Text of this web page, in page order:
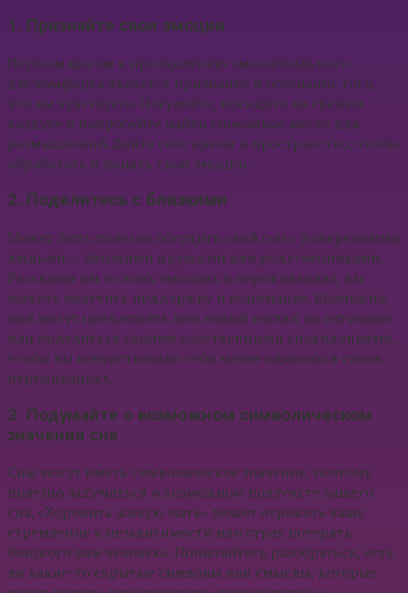
1. Признайте свои эмоции
Первым шагом к преодолению эмоционального
дискомфорта является признание и осознание того,
что вы чувствуете. Погуляйте, посидите на свежем
воздухе и попробуйте найти спокойное место для
размышлений. Дайте себе время и пространство, чтобы
обработать и понять свои эмоции.
2. Поделитесь с близкими
Может быть полезно обсудить свой сон с доверенными
людьми — близкими друзьями или родственниками.
Рассказав им о своих эмоциях и переживаниях, вы
можете получить поддержку и понимание. Возможно,
они могут предложить вам новый взгляд на ситуацию
или поделиться своими собственными сновидениями,
чтобы вы почувствовали себя менее одиноко в своих
переживаниях.
3. Подумайте о возможном символическом
значения сна
Сны могут иметь символическое значение, поэтому
полезно задуматься о возможном подтексте вашего
сна. «Хоронить живую мать» может отражать ваше
стремление к независимости или страх потерять
близкого вам человека. Попытайтесь разобраться, есть
ли какие-то скрытые символы или смыслы, которые